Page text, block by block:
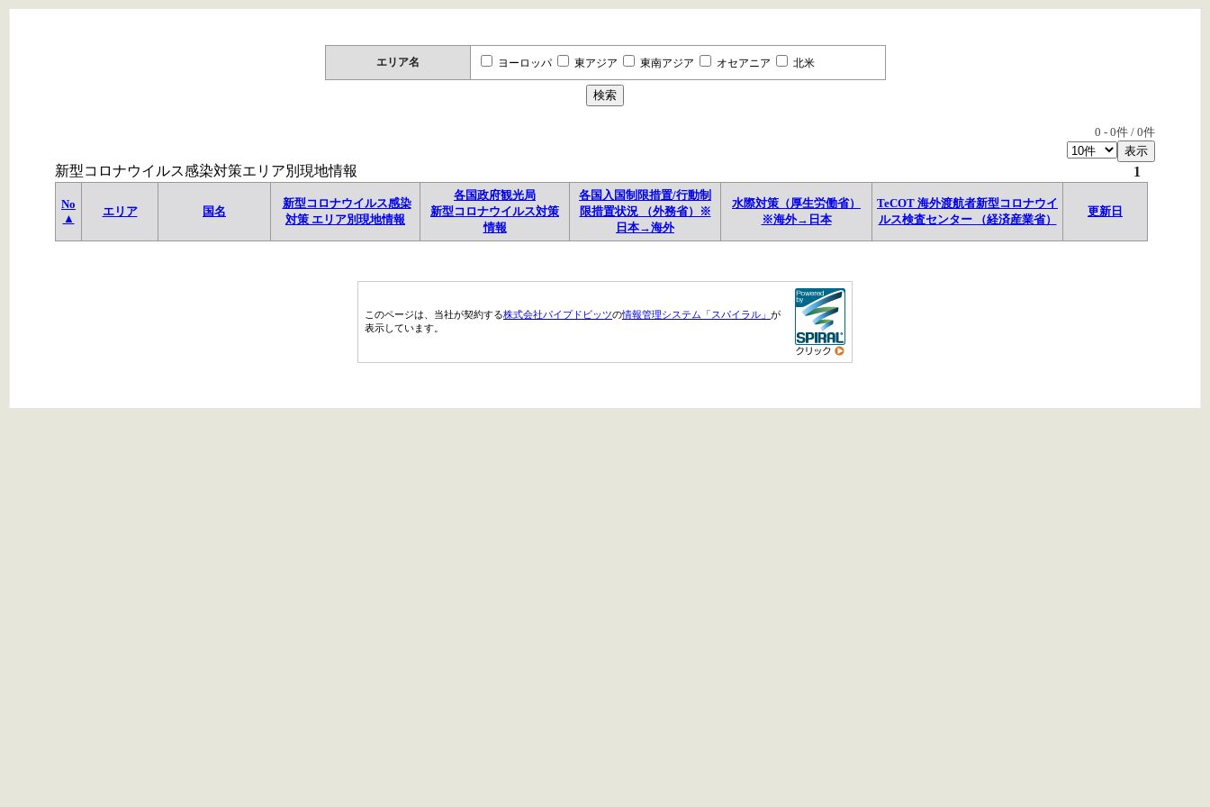
エリア名 ヨーロッパ 東アジア 東南アジア オセアニア 北米
0 - 0件 / 0件
新型コロナウイルス感染対策エリア別現地情報 1
No
▲
エリア 国名
新型コロナウイルス感染
対策 エリア別現地情報
各国政府観光局
新型コロナウイルス対策
情報
各国入国制限措置/行動制
限措置状況 （外務省）※
日本→海外
水際対策（厚生労働省）
※海外→日本
TeCOT 海外渡航者新型コロナウイ
ルス検査センター （経済産業省）
更新日
このページは、当社が契約する株式会社パイプドビッツの情報管理システム「スパイラル」 が
表示しています。